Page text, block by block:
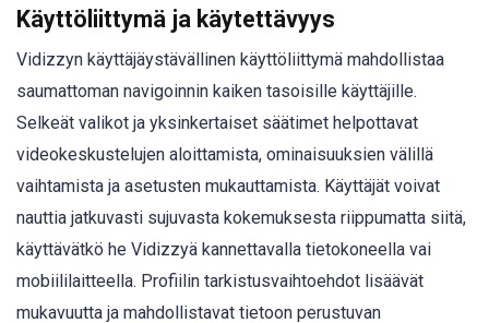
Käyttöliittymä ja käytettävyys
Vidizzyn käyttäjäystävällinen käyttöliittymä mahdollistaa
saumattoman navigoinnin kaiken tasoisille käyttäjille.
Selkeät valikot ja yksinkertaiset säätimet helpottavat
videokeskustelujen aloittamista, ominaisuuksien välillä
vaihtamista ja asetusten mukauttamista. Käyttäjät voivat
nauttia jatkuvasti sujuvasta kokemuksesta riippumatta siitä,
käyttävätkö he Vidizzyä kannettavalla tietokoneella vai
mobiililaitteella. Profiilin tarkistusvaihtoehdot lisäävät
mukavuutta ja mahdollistavat tietoon perustuvan